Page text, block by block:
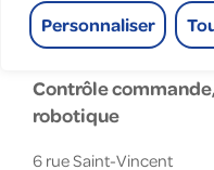
Personnaliser
industrie
Contrôle
robotique
6 rue Saint-Vincent